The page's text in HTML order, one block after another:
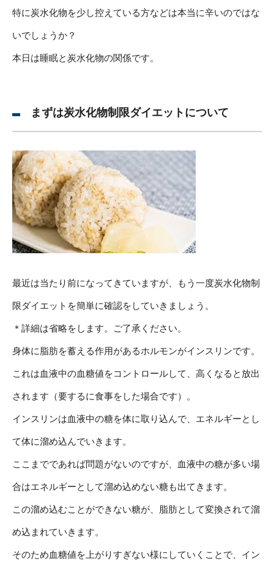
特に炭水化物を少し控えている方などは本当に辛いのではな
いでしょうか？
本日は睡眠と炭水化物の関係です。
まずは炭水化物制限ダイエットについて
最近は当たり前になってきていますが、もう一度炭水化物制
限ダイエットを簡単に確認をしていきましょう。
＊詳細は省略をします。ご了承ください。
身体に脂肪を蓄える作用があるホルモンがインスリンです。
これは血液中の血糖値をコントロールして、高くなると放出
されます（要するに食事をした場合です）。
インスリンは血液中の糖を体に取り込んで、エネルギーとし
て体に溜め込んでいきます。
ここまでであれば問題がないのですが、血液中の糖が多い場
合はエネルギーとして溜め込めない糖も出てきます。
この溜め込むことができない糖が、脂肪として変換されて溜
め込まれていきます。
そのため血糖値を上がりすぎない様にしていくことで、イン